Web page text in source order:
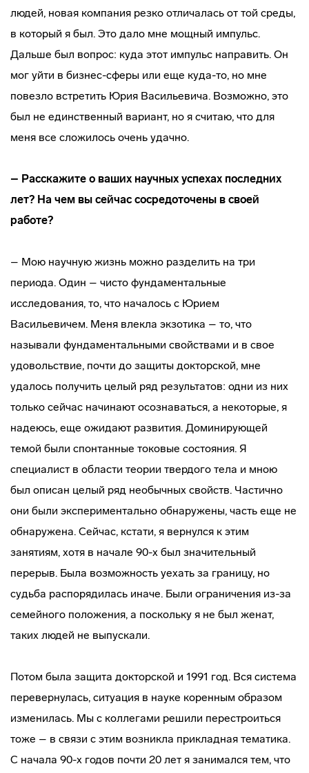
людей, новая компания резко отличалась от той среды,
в который я был. Это дало мне мощный импульс.
Дальше был вопрос: куда этот импульс направить. Он
мог уйти в бизнес-сферы или еще куда-то, но мне
повезло встретить Юрия Васильевича. Возможно, это
был не единственный вариант, но я считаю, что для
меня все сложилось очень удачно.
– Расскажите о ваших научных успехах последних
лет? На чем вы сейчас сосредоточены в своей
работе?
– Мою научную жизнь можно разделить на три
периода. Один – чисто фундаментальные
исследования, то, что началось с Юрием
Васильевичем. Меня влекла экзотика – то, что
называли фундаментальными свойствами и в свое
удовольствие, почти до защиты докторской, мне
удалось получить целый ряд результатов: одни из них
только сейчас начинают осознаваться, а некоторые, я
надеюсь, еще ожидают развития. Доминирующей
темой были спонтанные токовые состояния. Я
специалист в области теории твердого тела и мною
был описан целый ряд необычных свойств. Частично
они были экспериментально обнаружены, часть еще не
обнаружена. Сейчас, кстати, я вернулся к этим
занятиям, хотя в начале 90-х был значительный
перерыв. Была возможность уехать за границу, но
судьба распорядилась иначе. Были ограничения из-за
семейного положения, а поскольку я не был женат,
таких людей не выпускали.
Потом была защита докторской и 1991 год. Вся система
перевернулась, ситуация в науке коренным образом
изменилась. Мы с коллегами решили перестроиться
тоже – в связи с этим возникла прикладная тематика.
С начала 90-х годов почти 20 лет я занимался тем, что